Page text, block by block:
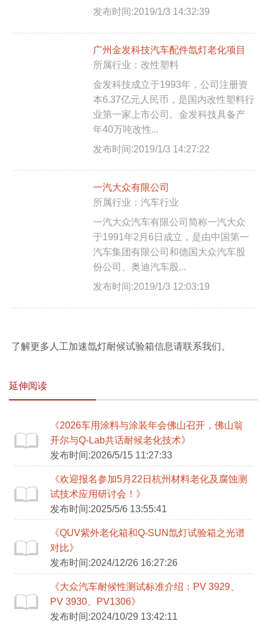
发布时间:2019/1/3 14:32:39
广州金发科技汽车配件氙灯老化项目
所属行业：改性塑料
金发科技成立于1993年，公司注册资
本6.37亿元人民币，是国内改性塑料行
业第一家上市公司。金发科技具备产
年40万吨改性...
发布时间:2019/1/3 14:27:22
一汽大众有限公司
所属行业：汽车行业
一汽大众汽车有限公司简称一汽大众
于1991年2月6日成立，是由中国第一
汽车集团有限公司和德国大众汽车股
份公司、奥迪汽车股...
发布时间:2019/1/3 12:03:19
了解更多人工加速氙灯耐候试验箱信息请联系我们。
延伸阅读
《2026车用涂料与涂装年会佛山召开，佛山翁
开尔与Q-Lab共话耐候老化技术》
发布时间:2026/5/15 11:27:33
《欢迎报名参加5月22日杭州材料老化及腐蚀测
试技术应用研讨会！》
发布时间:2025/5/6 13:55:41
《QUV紫外老化箱和Q-SUN氙灯试验箱之光谱
对比》
发布时间:2024/12/26 16:27:26
《大众汽车耐候性测试标准介绍：PV 3929、
PV 3930、PV1306》
发布时间:2024/10/29 13:42:11